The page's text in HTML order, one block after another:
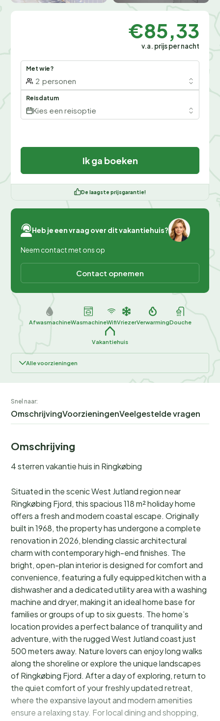
€85,33
v.a. prijs per nacht
Met wie?
2 personen
Reisdatum
Kies een reisoptie
Ik ga boeken
De laagste prijsgarantie!
Heb je een vraag over dit vakantiehuis?
Neem contact met ons op
Contact opnemen
AfwasmachineWasmachineWifiVriezerVerwarmingDouche
Vakantiehuis
Alle voorzieningen
Snel naar:
OmschrijvingVoorzieningenVeelgestelde vragen
Omschrijving
4 sterren vakantie huis in Ringkøbing
Situated in the scenic West Jutland region near
Ringkøbing Fjord, this spacious 118 m² holiday home
offers a fresh and modern coastal escape. Originally
built in 1968, the property has undergone a complete
renovation in 2026, blending classic architectural
charm with contemporary high-end finishes. The
bright, open-plan interior is designed for comfort and
convenience, featuring a fully equipped kitchen with a
dishwasher and a dedicated utility area with a washing
machine and dryer, making it an ideal home base for
families or groups of up to six guests. The home’s
location provides a perfect balance of tranquility and
adventure, with the rugged West Jutland coast just
500 meters away. Nature lovers can enjoy long walks
along the shoreline or explore the unique landscapes
of Ringkøbing Fjord. After a day of exploring, return to
the quiet comfort of your freshly updated retreat,
where the expansive layout and modern amenities
ensure a relaxing stay. For local dining and shopping,